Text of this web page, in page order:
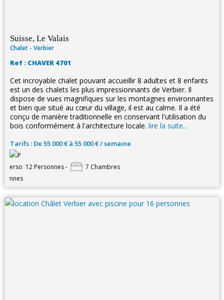
Suisse, Le Valais
Chalet - Verbier
Ref : CHAVER 4701
Cet incroyable chalet pouvant accueillir 8 adultes et 8 enfants
est un des chalets les plus impressionnants de Verbier. Il
dispose de vues magnifiques sur les montagnes environnantes
et bien que situé au cœur du village, il est au calme. Il a été
conçu de manière traditionnelle en conservant l'utilisation du
bois conformément à l'architecture locale. lire la suite...
Tarifs : De 55 000 € à 55 000 € / semaine
12 Personnes - 7 Chambres